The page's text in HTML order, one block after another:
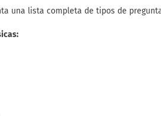
una lista completa de tipos de